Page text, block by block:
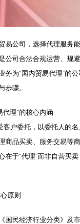
易公司，选择代理服务
公司合法合规运营、规
务为“国内贸易代理”的
步骤。
代理”的核心内涵
客户委托，以委托人的
商品买卖、服务交易等
在于“代理”而非自营买
原则
国民经济行业分类》及